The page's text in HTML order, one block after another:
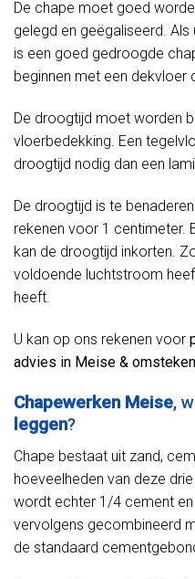
De chape moet goed
gelegd en geëgaliseerd.
is een goed gedroogde
beginnen met een dekvloer
De droogtijd moet worden
vloerbedekking. Een
droogtijd nodig dan een
De droogtijd is te
rekenen voor 1 centimeter.
kan de droogtijd inkorten.
voldoende luchtstroom
heeft.
U kan op ons rekenen voor
advies in Meise & omsteken
Chapewerken Meise,
leggen?
Chape bestaat uit zand,
hoeveelheden van deze
wordt echter 1/4 cement
vervolgens gecombineerd
de standaard